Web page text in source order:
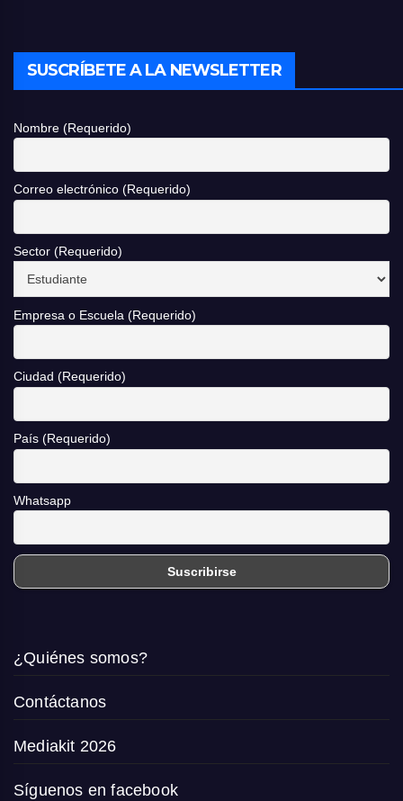
SUSCRÍBETE A LA NEWSLETTER
Nombre (Requerido)
Correo electrónico (Requerido)
Sector (Requerido)
Empresa o Escuela (Requerido)
Ciudad (Requerido)
País (Requerido)
Whatsapp
¿Quiénes somos?
Contáctanos
Mediakit 2026
Síguenos en facebook